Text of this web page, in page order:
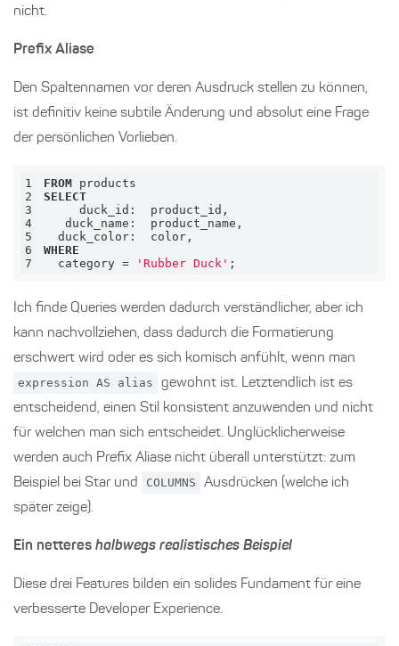
nicht.
Prefix Aliase
Den Spaltennamen vor deren Ausdruck stellen zu können,
ist definitiv keine subtile Änderung und absolut eine Frage
der persönlichen Vorlieben.
1 FROM
2
SELECT
3
4
5
6
WHERE
7
  category
= 'Rubber Duck' ;
Ich finde Queries werden dadurch verständlicher, aber ich
kann nachvollziehen, dass dadurch die Formatierung
erschwert wird oder es sich komisch anfühlt, wenn man
expression AS alias
gewohnt ist. Letztendlich ist es
entscheidend, einen Stil konsistent anzuwenden und nicht
für welchen man sich entscheidet. Unglücklicherweise
werden auch Prefix Aliase nicht überall unterstützt: zum
Beispiel bei Star und
COLUMNS
Ausdrücken (welche ich
später zeige).
Ein netteres halbwegs realistisches Beispiel
Diese drei Features bilden ein solides Fundament für eine
verbesserte Developer Experience.